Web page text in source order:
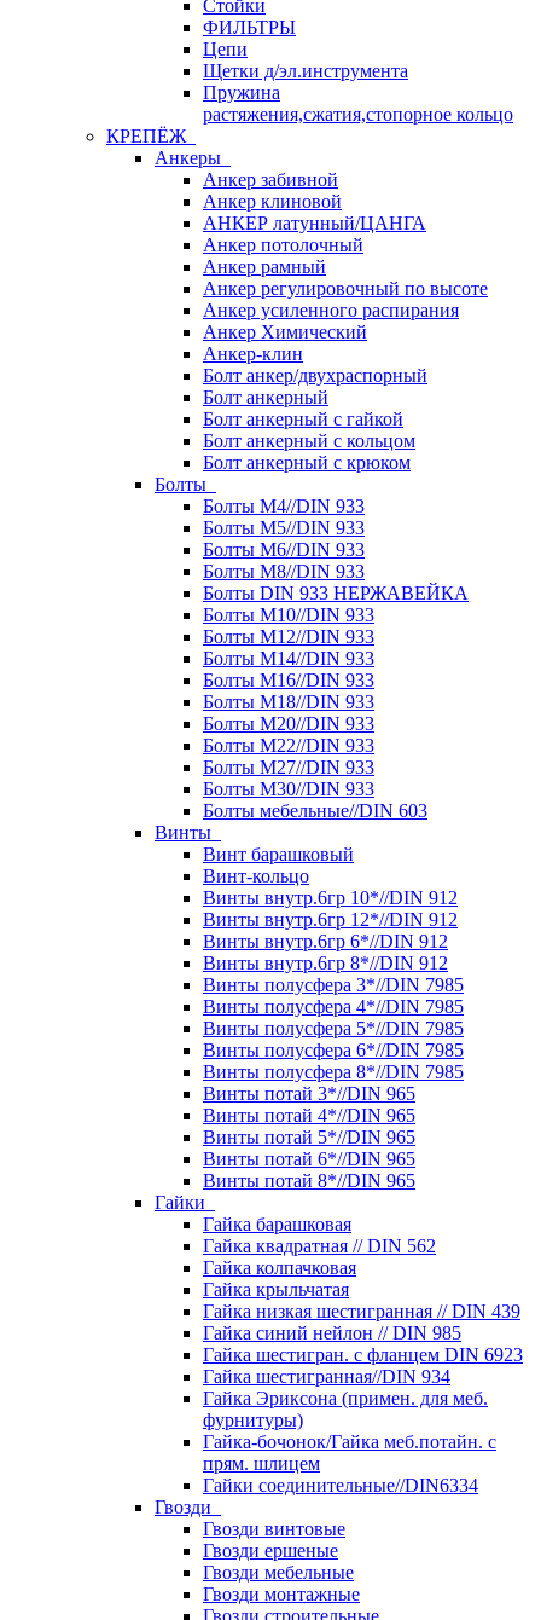
Стойки
ФИЛЬТРЫ
Цепи
Щетки д/эл.инструмента
Пружина
растяжения,сжатия,стопорное кольцо
КРЕПЁЖ
Анкеры
Анкер забивной
Анкер клиновой
АНКЕР латунный/ЦАНГА
Анкер потолочный
Анкер рамный
Анкер регулировочный по высоте
Анкер усиленного распирания
Анкер Химический
Анкер-клин
Болт анкер/двухраспорный
Болт анкерный
Болт анкерный с гайкой
Болт анкерный с кольцом
Болт анкерный с крюком
Болты
Болты М4//DIN 933
Болты М5//DIN 933
Болты М6//DIN 933
Болты М8//DIN 933
Болты DIN 933 НЕРЖАВЕЙКА
Болты М10//DIN 933
Болты М12//DIN 933
Болты М14//DIN 933
Болты М16//DIN 933
Болты М18//DIN 933
Болты М20//DIN 933
Болты М22//DIN 933
Болты М27//DIN 933
Болты М30//DIN 933
Болты мебельные//DIN 603
Винты
Винт барашковый
Винт-кольцо
Винты внутр.6гр 10*//DIN 912
Винты внутр.6гр 12*//DIN 912
Винты внутр.6гр 6*//DIN 912
Винты внутр.6гр 8*//DIN 912
Винты полусфера 3*//DIN 7985
Винты полусфера 4*//DIN 7985
Винты полусфера 5*//DIN 7985
Винты полусфера 6*//DIN 7985
Винты полусфера 8*//DIN 7985
Винты потай 3*//DIN 965
Винты потай 4*//DIN 965
Винты потай 5*//DIN 965
Винты потай 6*//DIN 965
Винты потай 8*//DIN 965
Гайки
Гайка барашковая
Гайка квадратная // DIN 562
Гайка колпачковая
Гайка крыльчатая
Гайка низкая шестигранная // DIN 439
Гайка синий нейлон // DIN 985
Гайка шестигран. с фланцем DIN 6923
Гайка шестигранная//DIN 934
Гайка Эриксона (примен. для меб.
фурнитуры)
Гайка-бочонок/Гайка меб.потайн. с
прям. шлицем
Гайки соединительные//DIN6334
Гвозди
Гвозди винтовые
Гвозди ершеные
Гвозди мебельные
Гвозди монтажные
Гвозди строительные